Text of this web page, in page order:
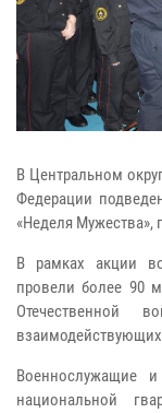
В Центральном
Федерации
«Неделя Мужества»,
В рамках акции
провели более 90
Отечественной
взаимодействующих
Военнослужащие
национальной